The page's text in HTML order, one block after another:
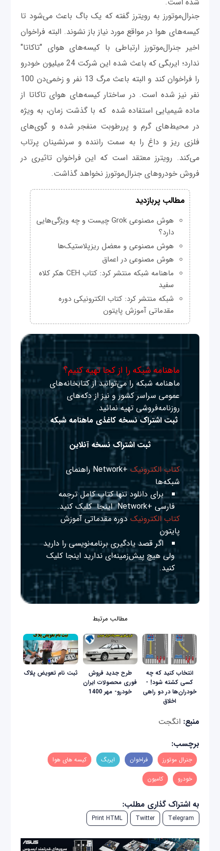
جنرال‌موتورز به رویترز گفته که یک باگ باعث می‌شود تا
کیسه‌‌های هوا در مواقع مورد نیاز باز نشوند. البته فراخوان
اخیر جنرال‌موتورز ارتباطی با کیسه‌‌های هوای "تاکاتا"
ندارد؛ ایربگی که باعث شده این شرکت 24 میلیون خودرو
را فراخوان کند و البته باعث مرگ 13 نفر و زخمی‌دن 100
نفر نیز شده است. در ساختار کیسه‌های هوای تاکاتا از
ماده شیمیایی استفاده شده که با گذشت زمان، به ویژه
در محیط‌های گرم و پررطوبت منفجر شده و گوی‌های
فلزی ریز و داغ را به سمت راننده و سرنشینان پرتاب
می‌کند. رویترز معتقد است که این فراخوان تاثیری در
فروش خودروهای جنرال‌موتورز نخواهد گذاشت.
مطالب پربازدید
هوش مصنوعی Grok چیست و چه ویژگی‌هایی
دارد؟
هوش مصنوعی و معضل ریزپلاستیک‌ها
هوش مصنوعی در اعماق
ماهنامه شبکه منتشر کرد: کتاب CEH هکر کلاه
سفید
شبکه منتشر کرد: کتاب الکترونیکی دوره
مقدماتی آموزش پایتون
ماهنامه شبکه را از کجا تهیه کنیم؟
ماهنامه شبکه را می‌توانید از کتابخانه‌های
عمومی سراسر کشور و نیز از دکه‌های
روزنامه‌فروشی تهیه نمائید.
ثبت اشتراک نسخه کاغذی ماهنامه شبکه
ثبت اشتراک نسخه آنلاین
کتاب الکترونیک
+Network راهنمای
شبکه‌ها
برای دانلود تنها کتاب کامل ترجمه
فارسی +Network
اینجا کلیک کنید.
کتاب الکترونیک دوره مقدماتی آموزش
پایتون
اگر قصد یادگیری برنامه‌نویسی را دارید
ولی هیچ پیش‌زمینه‌ای نداریداینجا کلیک
کنید.
مطالب مرتبط
انتخاب کنید که چه
کسی کشته شود! -
خودران‌ها در دو راهی
اخلاق
طرح جدید فروش
فوری محصولات ایران
خودرو- مهر 1400
ثبت نام تعویض پلاک
منبع: انگجت
برچسب:
جنرال موتورز فراخوان ایربگ کیسه های هوا
خودرو کامیون
به اشتراک گذاری مطلب:
Telegram
Twitter
Print HTML